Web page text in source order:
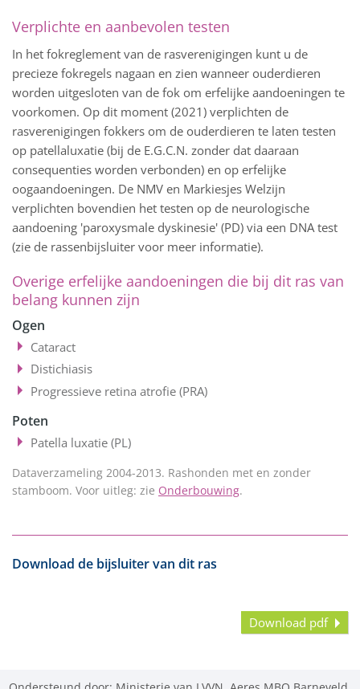
Verplichte en aanbevolen testen
In het fokreglement van de rasverenigingen kunt u de
precieze fokregels nagaan en zien wanneer ouderdieren
worden uitgesloten van de fok om erfelijke aandoeningen te
voorkomen. Op dit moment (2021) verplichten de
rasverenigingen fokkers om de ouderdieren te laten testen
op patellaluxatie (bij de E.G.C.N. zonder dat daaraan
consequenties worden verbonden) en op erfelijke
oogaandoeningen. De NMV en Markiesjes Welzijn
verplichten bovendien het testen op de neurologische
aandoening 'paroxysmale dyskinesie' (PD) via een DNA test
(zie de rassenbijsluiter voor meer informatie).
Overige erfelijke aandoeningen die bij dit ras van
belang kunnen zijn
Ogen
Cataract
Distichiasis
Progressieve retina atrofie (PRA)
Poten
Patella luxatie (PL)
Dataverzameling 2004-2013. Rashonden met en zonder
stamboom. Voor uitleg: zie Onderbouwing.
Download de bijsluiter van dit ras
Download pdf